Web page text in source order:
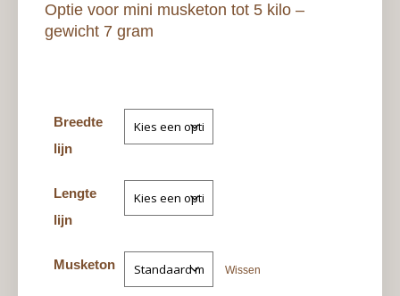
Optie voor mini musketon tot 5 kilo –
gewicht 7 gram
Breedte
lijn
Lengte
lijn
Musketon Wissen